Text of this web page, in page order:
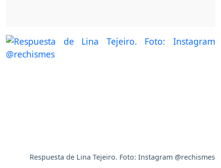
Respuesta de Lina Tejeiro. Foto: Instagram @rechismes